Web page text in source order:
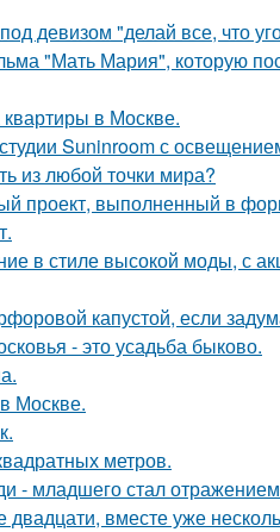
девизом "делай все, что
"Мать Мария", которую
в Москве.
Suninroom с
из любой точки мира?
проект, выполненный в
в стиле высокой моды, с
капустой, если
- это усадьба быково.
Москве.
метров.
- младшего стал
вместе уже